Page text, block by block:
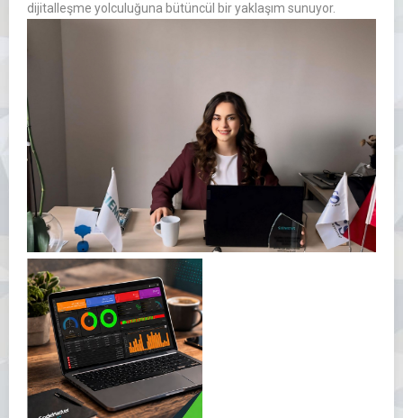
dijitalleşme yolculuğuna bütüncül bir yaklaşım sunuyor.